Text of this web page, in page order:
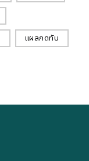
แผลกดทับ